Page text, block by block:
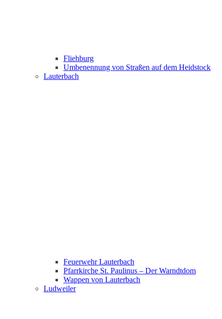
Fliehburg
Umbenennung von Straßen auf dem Heidstock
Lauterbach
Feuerwehr Lauterbach
Pfarrkirche St. Paulinus – Der Warndtdom
Wappen von Lauterbach
Ludweiler